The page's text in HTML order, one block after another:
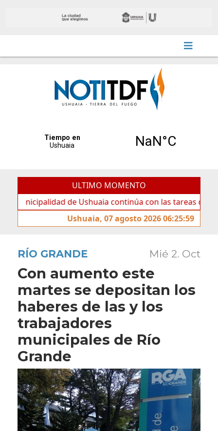
ULTIMO MOMENTO
de Ushuaia continúa con las tareas de
Ushuaia, 07 agosto 2026 06:25:59
RÍO GRANDE Mié 2. Oct
Con aumento este
martes se depositan los
haberes de las y los
trabajadores
municipales de Río
Grande